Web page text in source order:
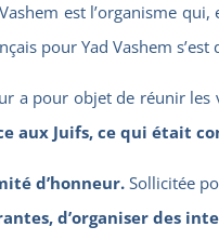
est l’organisme
pour Yad Vashem
a pour objet de réunir
aux Juifs, ce qui était
d’honneur.Sollicitée
d’organiser des